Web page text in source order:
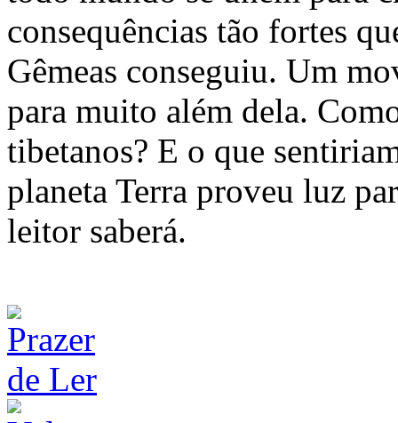
consequências tão fortes
Gêmeas conseguiu. Um
para muito além dela.
tibetanos? E o que
planeta Terra proveu luz
leitor saberá.